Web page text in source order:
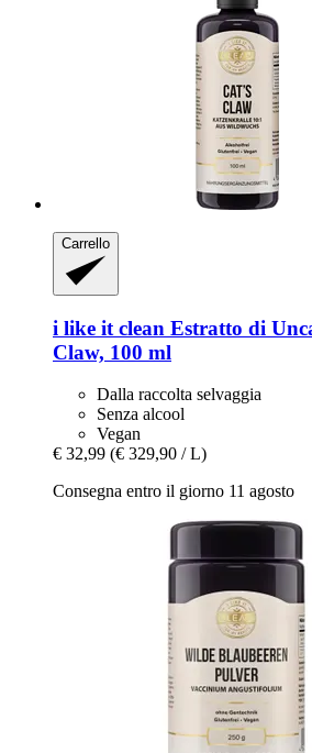
Carrello
i like it clean Estratto di
Claw, 100 ml
Dalla raccolta selvaggia
Senza alcool
Vegan
€ 32,99 (€ 329,90 / L)
Consegna entro il giorno 11 agosto